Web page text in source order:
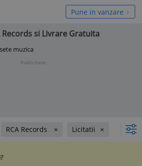
Pune in vanzare
Records si Livrare Gratuita
muzica
Publicitate
RCA Records Licitatii